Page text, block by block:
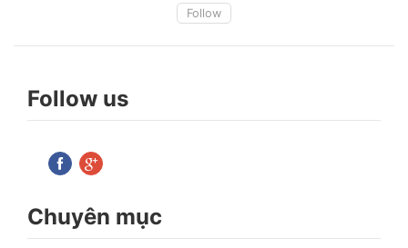
Follow
Follow us
Chuyên mục